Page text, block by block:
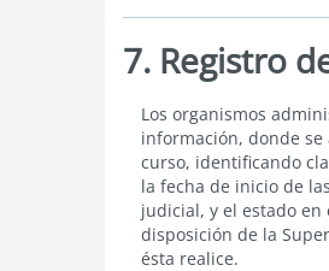
7. Registro
Registro
de
acciones
judiciales
Los organismos
información, donde
curso, identificando
la fecha de inicio de
judicial, y el estado
disposición de la
ésta realice.